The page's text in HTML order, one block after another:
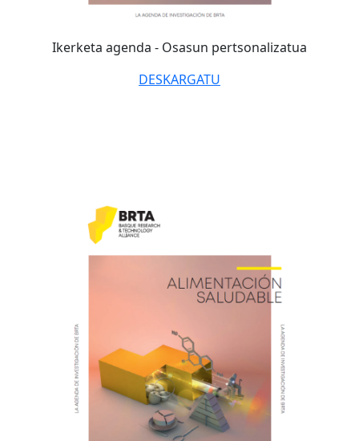
Ikerketa agenda - Osasun pertsonalizatua
DESKARGATU